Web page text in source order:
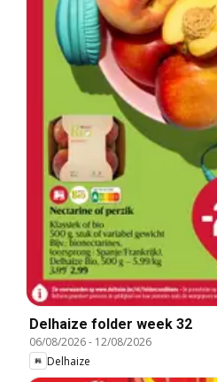
Delhaize folder week 32
06/08/2026- 12/08/2026
Delhaize